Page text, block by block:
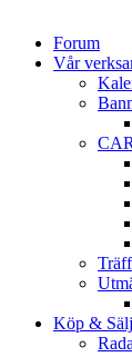
Forum
Vår
Köp & Sälj